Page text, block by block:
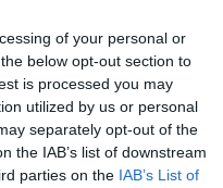
of your personal or
below opt-out section to
is processed you may
utilized by us or personal
separately opt-out of the
the IAB’s list of downstream
parties on the IAB’s List of